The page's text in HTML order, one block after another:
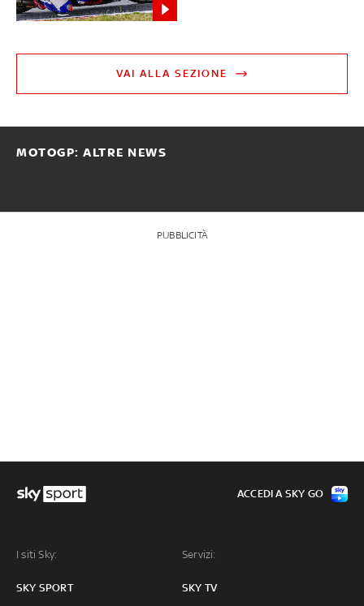
VAI ALLA SEZIONE
MOTOGP: ALTRE NEWS
PUBBLICITÀ
I siti Sky:
SKY SPORT
Servizi:
SKY TV
ACCEDI A SKY GO